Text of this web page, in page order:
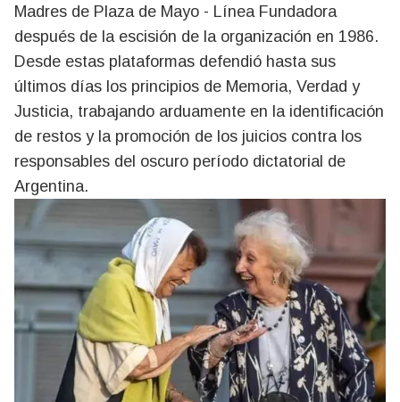
Madres de Plaza de Mayo - Línea Fundadora
después de la escisión de la organización en 1986.
Desde estas plataformas defendió hasta sus
últimos días los principios de Memoria, Verdad y
Justicia, trabajando arduamente en la identificación
de restos y la promoción de los juicios contra los
responsables del oscuro período dictatorial de
Argentina.